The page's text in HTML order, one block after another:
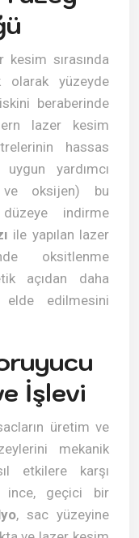
sırasında
olarak yüzeyde
beraberinde
lazer kesim
hassas
yardımcı
ve oksijen) bu
indirme
ile yapılan lazer
oksitlenme
açıdan daha
edilmesini
İşlevi
üretim ve
mekanik
etkilere karşı
ince, geçici bir
, sac yüzeyine